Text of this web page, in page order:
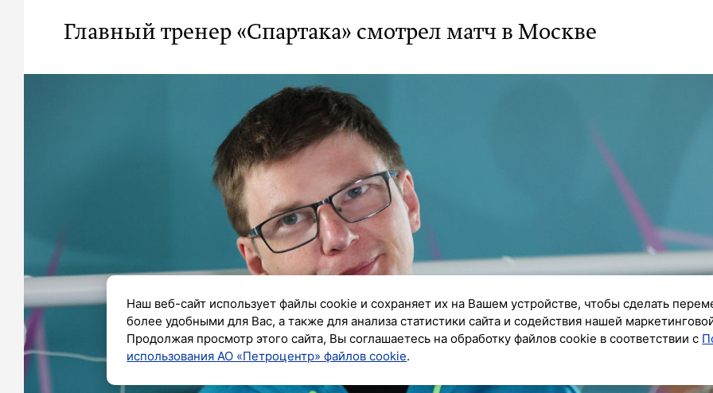
Главный тренер «Спартака» смотрел матч в Москве
Наш веб-сайт использует файлы cookie и сохраняет их на Вашем устройстве, чтобы сделать
более удобными для Вас, а также для анализа статистики сайта и содействия нашей
Продолжая просмотр этого сайта, Вы соглашаетесь на обработку файлов cookie в соответствии с
использования АО «Петроцентр» файлов cookie.